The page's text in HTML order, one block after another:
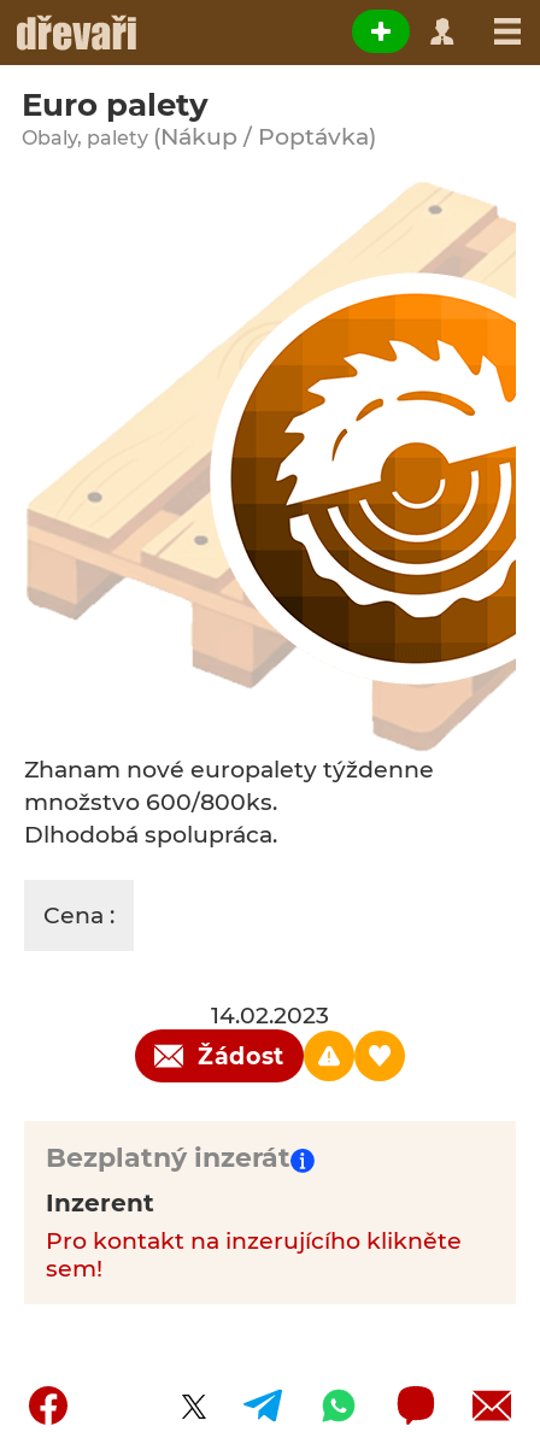
Euro palety
Obaly, palety (Nákup / Poptávka)
Zhanam nové europalety týždenne
množstvo 600/800ks.
Dlhodobá spolupráca.
Cena :
14.02.2023
Žádost
Bezplatný inzerát
Inzerent
Pro kontakt na inzerujícího klikněte
sem!